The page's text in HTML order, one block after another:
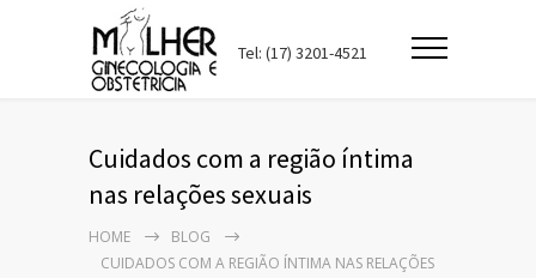
Tel: (17) 3201-4521
Cuidados com a região íntima
nas relações sexuais
HOME
BLOG
CUIDADOS COM A REGIÃO ÍNTIMA NAS RELAÇÕES